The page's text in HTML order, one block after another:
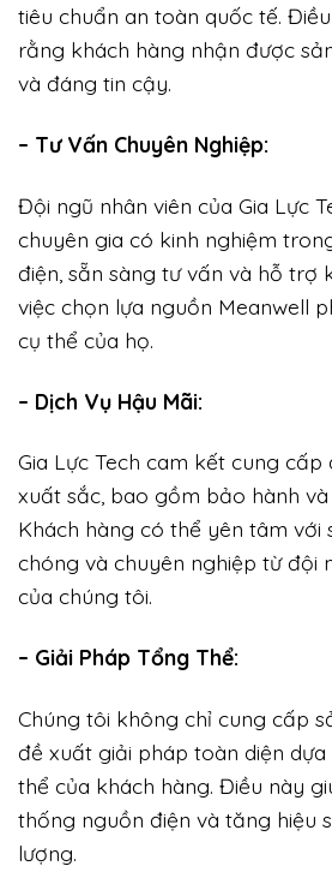
tiêu chuẩn an toàn quốc tế.
rằng khách hàng nhận được
và đáng tin cậy.
– Tư Vấn Chuyên Nghiệp:
Đội ngũ nhân viên của Gia Lực
chuyên gia có kinh nghiệm
điện, sẵn sàng tư vấn và hỗ trợ
việc chọn lựa nguồn Meanwell
cụ thể của họ.
– Dịch Vụ Hậu Mãi:
Gia Lực Tech cam kết cung cấp
xuất sắc, bao gồm bảo hành
Khách hàng có thể yên tâm với
chóng và chuyên nghiệp từ đội
của chúng tôi.
– Giải Pháp Tổng Thể:
Chúng tôi không chỉ cung cấp
đề xuất giải pháp toàn diện
thể của khách hàng. Điều này
thống nguồn điện và tăng hiệu
lượng.